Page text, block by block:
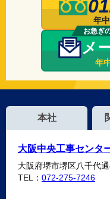
年
お急ぎ
メ
年
本社
大阪中央工事センタ
大阪府堺市堺区八千代
TEL： 072-275-7246